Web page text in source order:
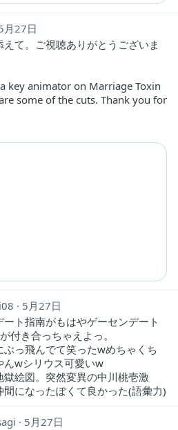
月27日
て。ご視聴ありがとうございま
key animator on Marriage Toxin
some of the cuts. Thank you for
5月27日
ト指南がもはやゲーセンデート
付き合っちゃえよっ。
ぶっ飛んでて笑ったwめちゃくち
んwシリウス可愛いw
絵図。突然変異の中川桃壱激
になったぽくて良かった(語彙力)
5月27日